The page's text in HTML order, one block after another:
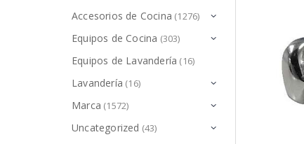
Accesorios de Cocina (1276)
Equipos de Cocina (303)
Equipos de Lavandería (16)
Lavandería (16)
Marca (1572)
Uncategorized (43)